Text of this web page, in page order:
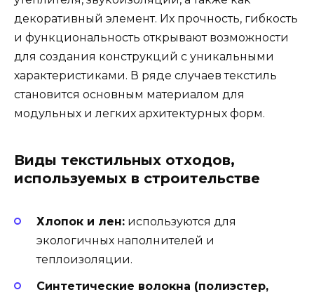
декоративный элемент. Их прочность, гибкость
и функциональность открывают возможности
для создания конструкций с уникальными
характеристиками. В ряде случаев текстиль
становится основным материалом для
модульных и легких архитектурных форм.
Виды текстильных отходов,
используемых в строительстве
Хлопок и лен: используются для
экологичных наполнителей и
теплоизоляции.
Синтетические волокна (полиэстер,